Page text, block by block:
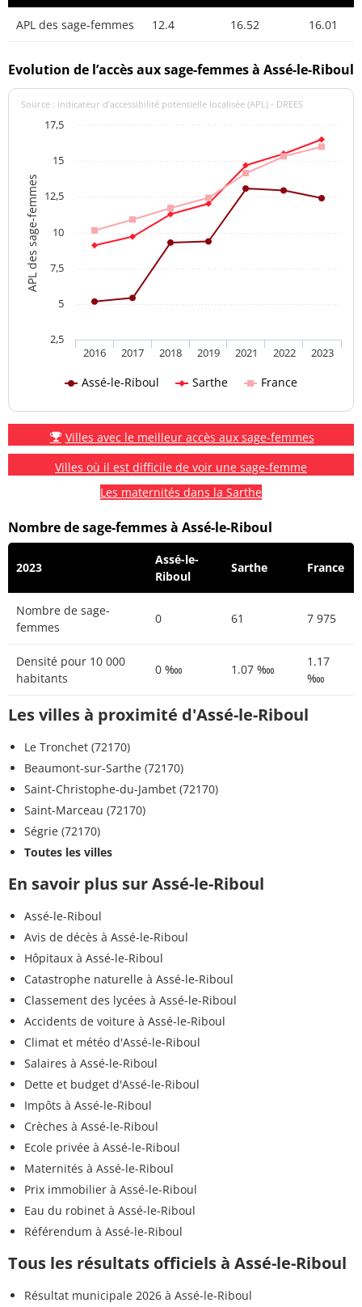
APL des sage-femmes 12.4 16.52 16.01
Evolution de l’accès aux sage-femmes à Assé-le-Riboul
APL des sage-femmes
Source : indicateur d’accessibilité potentielle localisée (APL) - DREES
Assé-le-Riboul Sarthe France
2016 2017 2018 2019 2021 2022 2023
2,5
5
7,5
10
12,5
15
17,5
Villes avec le meilleur accès aux sage-femmes
Villes où il est difficile de voir une sage-femme
Les maternités dans la Sarthe
Nombre de sage-femmes à Assé-le-Riboul
2023
Assé-le-
Riboul
Sarthe France
Nombre de sage-
femmes
0 61 7 975
Densité pour 10 000
habitants
0 ‱ 1.07 ‱
1.17
‱
Les villes à proximité d'Assé-le-Riboul
Le Tronchet (72170)
Beaumont-sur-Sarthe (72170)
Saint-Christophe-du-Jambet (72170)
Saint-Marceau (72170)
Ségrie (72170)
Toutes les villes
En savoir plus sur Assé-le-Riboul
Assé-le-Riboul
Avis de décès à Assé-le-Riboul
Hôpitaux à Assé-le-Riboul
Catastrophe naturelle à Assé-le-Riboul
Classement des lycées à Assé-le-Riboul
Accidents de voiture à Assé-le-Riboul
Climat et météo d'Assé-le-Riboul
Salaires à Assé-le-Riboul
Dette et budget d'Assé-le-Riboul
Impôts à Assé-le-Riboul
Crèches à Assé-le-Riboul
Ecole privée à Assé-le-Riboul
Maternités à Assé-le-Riboul
Prix immobilier à Assé-le-Riboul
Eau du robinet à Assé-le-Riboul
Référendum à Assé-le-Riboul
Tous les résultats officiels à Assé-le-Riboul
Résultat municipale 2026 à Assé-le-Riboul